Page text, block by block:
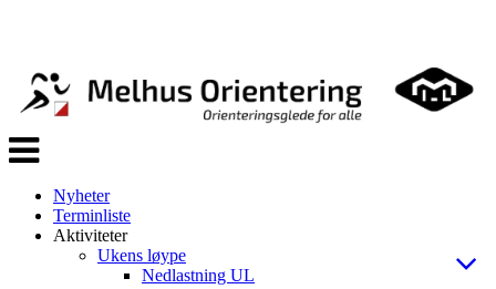
Veksle
navigasjon
Nyheter
Terminliste
Aktiviteter
Ukens løype
Nedlastning UL